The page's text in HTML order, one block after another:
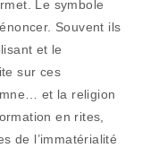
Le symbole
Souvent ils
et le
sur ces
et la religion
en rites,
de l’immatérialité